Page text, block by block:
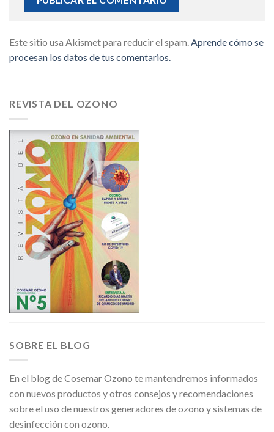
Este sitio usa Akismet para reducir el spam.Aprende cómo se
procesan los datos de tus comentarios.
REVISTA DEL OZONO
SOBRE EL BLOG
En el blog de Cosemar Ozono te mantendremos informados
con nuevos productos y otros consejos y recomendaciones
sobre el uso de nuestros generadores de ozono y sistemas de
desinfección con ozono.